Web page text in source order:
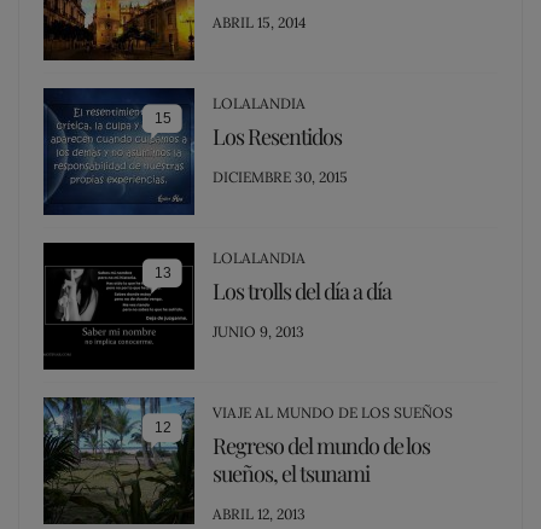
POSTED
ABRIL 15, 2014
15
LOLALANDIA
Los Resentidos
POSTED
DICIEMBRE 30, 2015
13
LOLALANDIA
Los trolls del día a día
POSTED
JUNIO 9, 2013
12
VIAJE AL MUNDO DE LOS SUEÑOS
Regreso del mundo de los
sueños, el tsunami
POSTED
ABRIL 12, 2013